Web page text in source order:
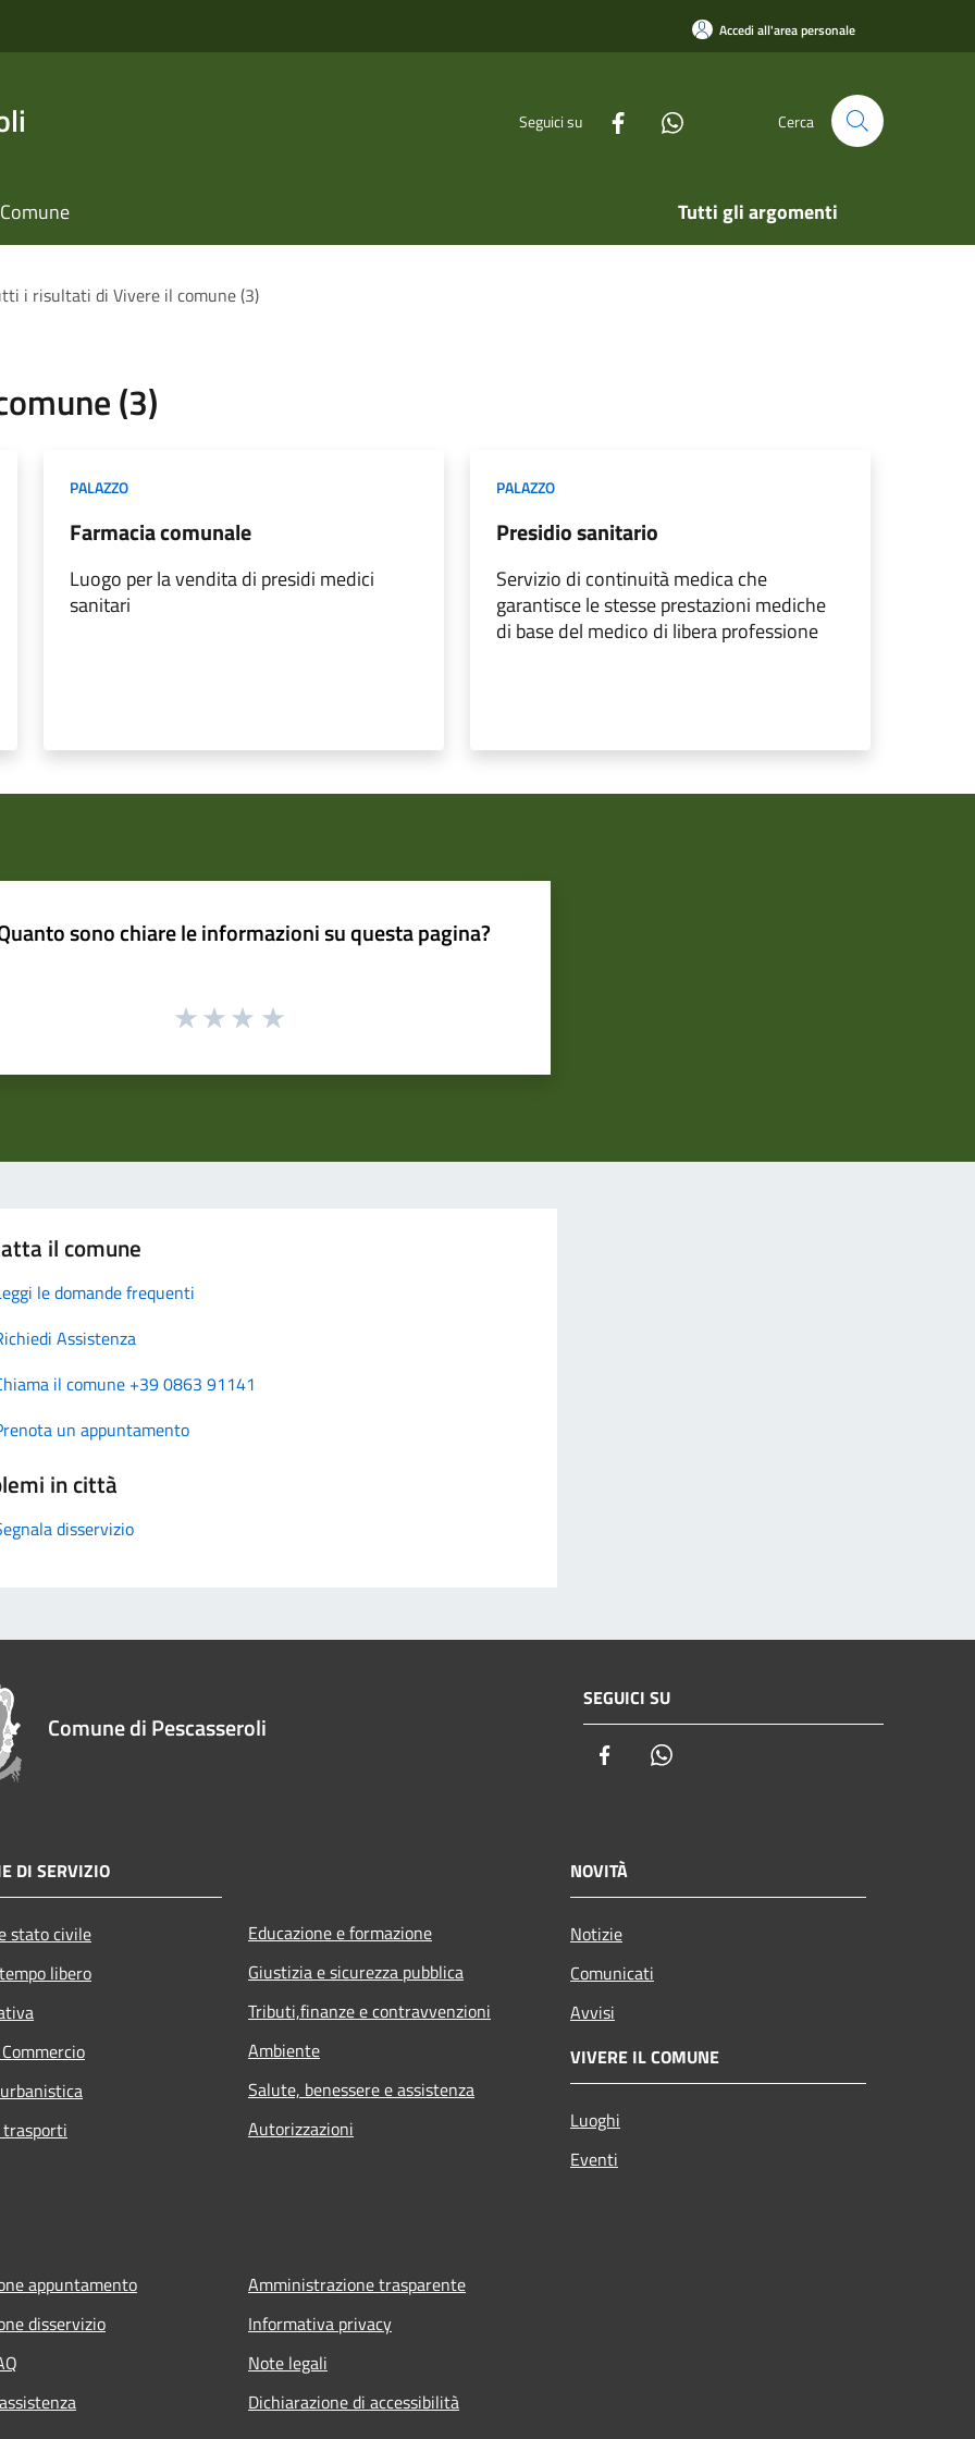
Accedi all'area personale
Seguici su Cerca
Tutti gli argomenti
i risultati di Vivere il comune (3)
(3)
PALAZZO
Farmacia comunale
Luogo per la vendita di presidi medici
sanitari
PALAZZO
Presidio sanitario
Servizio di continuità medica che
garantisce le stesse prestazioni mediche
di base del medico di libera professione
sono chiare le informazioni su questa pagina?
il comune
le domande frequenti
Assistenza
il comune +39 0863 91141
un appuntamento
in città
disservizio
Comune di Pescasseroli
SEGUICI SU
Facebook
DI SERVIZIO
stato civile
libero
Educazione e formazione
Giustizia e sicurezza pubblica
Tributi,finanze e contravvenzioni
Ambiente
Salute, benessere e assistenza
Autorizzazioni
NOVITÀ
Notizie
Comunicati
Avvisi
VIVERE IL COMUNE
Luoghi
Eventi
appuntamento
disservizio
Amministrazione trasparente
Informativa privacy
Note legali
Dichiarazione di accessibilità